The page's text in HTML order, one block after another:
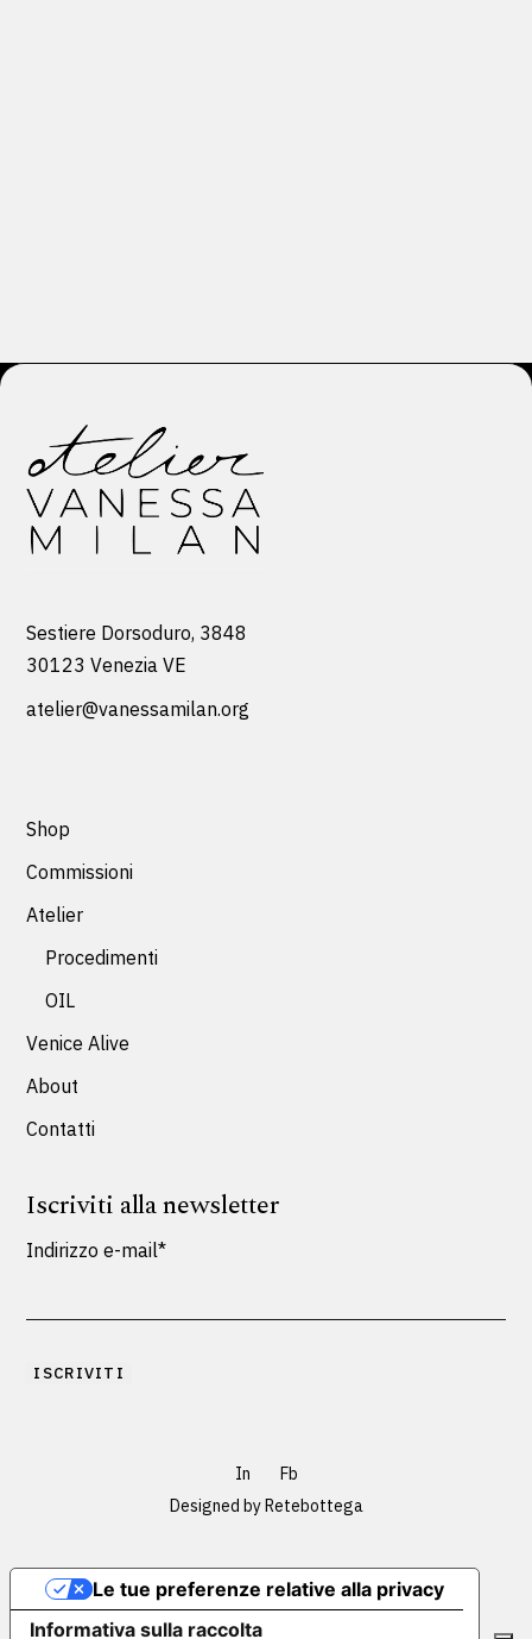
Sestiere Dorsoduro, 3848
30123 Venezia VE
atelier@vanessamilan.org
Shop
Commissioni
Atelier
Procedimenti
OIL
Venice Alive
About
Contatti
Iscriviti alla newsletter
Indirizzo e-mail*
In
Fb
Designed byRetebottega
Informativa sulla raccolta
Le tue preferenze relative alla privacy